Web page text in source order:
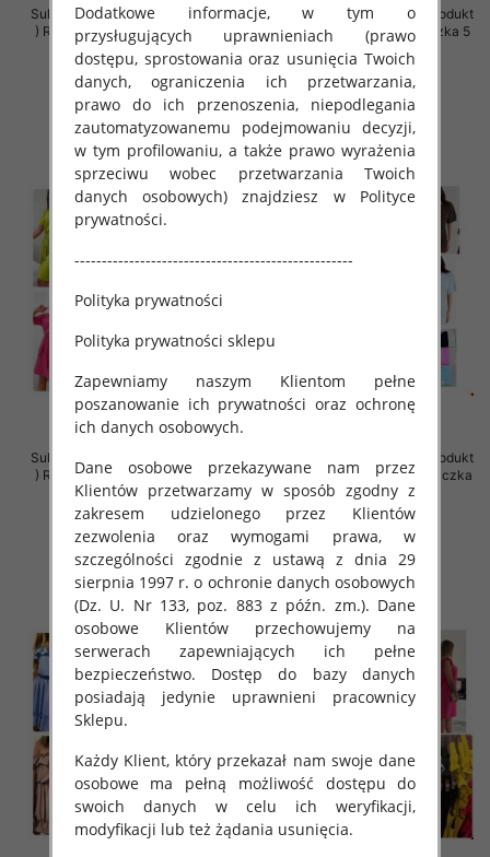
Sukienki damskie (Polska produkt
) Roz 38-48, Mix Kolor Paczka 5
szt
39.00 zł
szczegóły
Sukienki damskie (Polska produkt
) Roz 36-44, Mix Kolor Paczka 5
szt
18.00 zł
szczegóły
Sukienki damskie (Polska produkt
) Roz 40-48, Mix Kolor Paczka 5
szt
42.00 zł
szczegóły
Sukienki damskie (Polska produkt
) Roz Standard, Mix Kolor Paczka
5 szt
39.00 zł
szczegóły
Dodatkowe informacje, w tym o
przysługujących uprawnieniach (prawo
dostępu, sprostowania oraz usunięcia Twoich
danych, ograniczenia ich przetwarzania,
prawo do ich przenoszenia, niepodlegania
zautomatyzowanemu podejmowaniu decyzji,
w tym profilowaniu, a także prawo wyrażenia
sprzeciwu wobec przetwarzania Twoich
danych osobowych) znajdziesz w Polityce
prywatności.
---------------------------------------------------
Polityka prywatności
Polityka prywatności sklepu
Zapewniamy naszym Klientom pełne
poszanowanie ich prywatności oraz ochronę
ich danych osobowych.
Dane osobowe przekazywane nam przez
Klientów przetwarzamy w sposób zgodny z
zakresem udzielonego przez Klientów
zezwolenia oraz wymogami prawa, w
szczególności zgodnie z ustawą z dnia 29
sierpnia 1997 r. o ochronie danych osobowych
(Dz. U. Nr 133, poz. 883 z późn. zm.). Dane
osobowe Klientów przechowujemy na
serwerach zapewniających ich pełne
bezpieczeństwo. Dostęp do bazy danych
posiadają jedynie uprawnieni pracownicy
Sklepu.
Każdy Klient, który przekazał nam swoje dane
osobowe ma pełną możliwość dostępu do
swoich danych w celu ich weryfikacji,
modyfikacji lub też żądania usunięcia.